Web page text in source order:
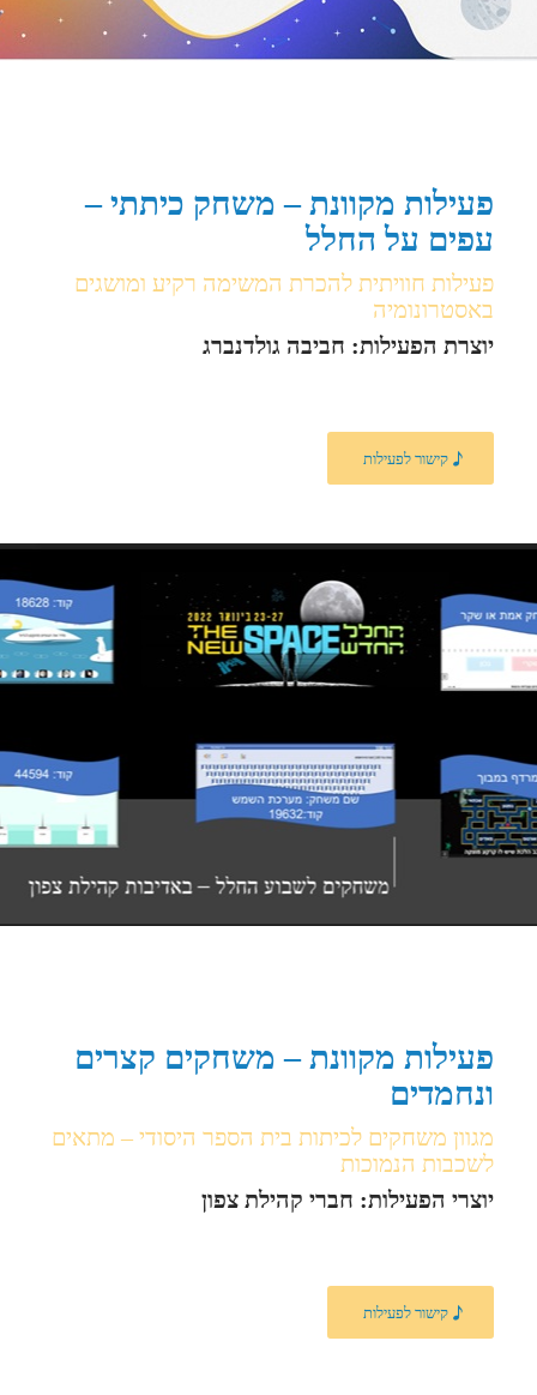
פעילות מקוונת – משחק כיתתי –
עפים על החלל
פעילות חוויתית להכרת המשימה רקיע ומושגים
באסטרונומיה
יוצרת הפעילות: חביבה גולדנברג
קישור לפעילות
פעילות מקוונת – משחקים קצרים
ונחמדים
מגוון משחקים לכיתות בית הספר היסודי – מתאים
לשכבות הנמוכות
יוצרי הפעילות: חברי קהילת צפון
קישור לפעילות